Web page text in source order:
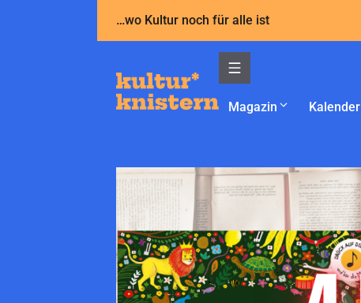
…wo Kultur noch für alle ist
Magazin Kalender